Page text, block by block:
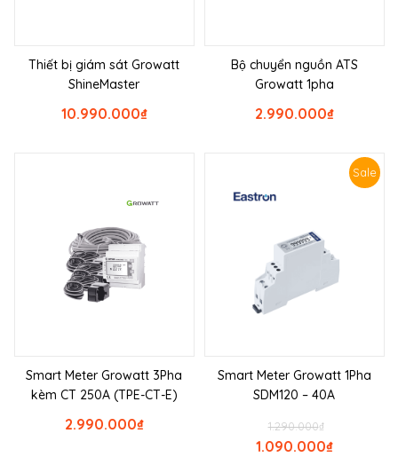
Thiết bị giám sát Growatt
ShineMaster
₫
10.990.000
Bộ chuyển nguồn ATS
Growatt 1pha
₫
2.990.000
Smart Meter Growatt 3Pha
kèm CT 250A (TPE-CT-E)
₫
2.990.000
Sale
Smart Meter Growatt 1Pha
SDM120 – 40A
₫
1.290.000
₫
1.090.000